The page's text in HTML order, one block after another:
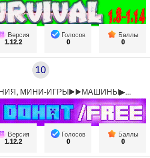
Версия
1.12.2
Голосов
0
Баллы
0
10
МИНИ-ИГРЫ▶️▶️МАШИНЫ▶...
Версия
1.12.2
Голосов
0
Баллы
0